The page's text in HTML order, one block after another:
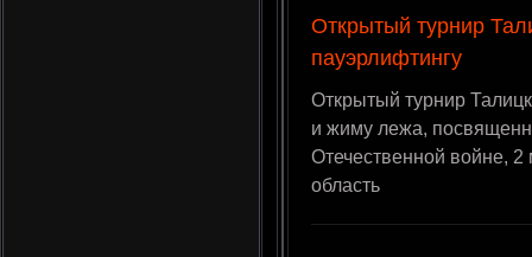
Открытый турнир
пауэрлифтингу
Открытый турнир
и жиму лежа,
Отечественной войне, 2
область